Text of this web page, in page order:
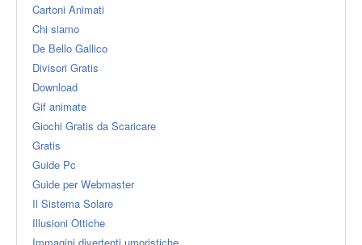
Cartoni Animati
Chi siamo
De Bello Gallico
Divisori Gratis
Download
Gif animate
Giochi Gratis da Scaricare
Gratis
Guide Pc
Guide per Webmaster
Il Sistema Solare
Illusioni Ottiche